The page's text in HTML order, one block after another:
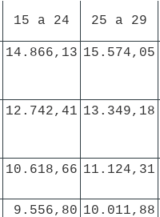
15 a 24 25 a 29
14.866,13 15.574,05
12.742,41 13.349,18
10.618,66 11.124,31
9.556,80 10.011,88